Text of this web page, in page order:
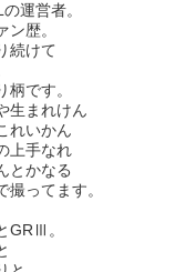
運営者。
ン歴。
続けて
柄です。
生まれけん
れいかん
上手なれ
とかなる
撮ってます。
GRⅢ。